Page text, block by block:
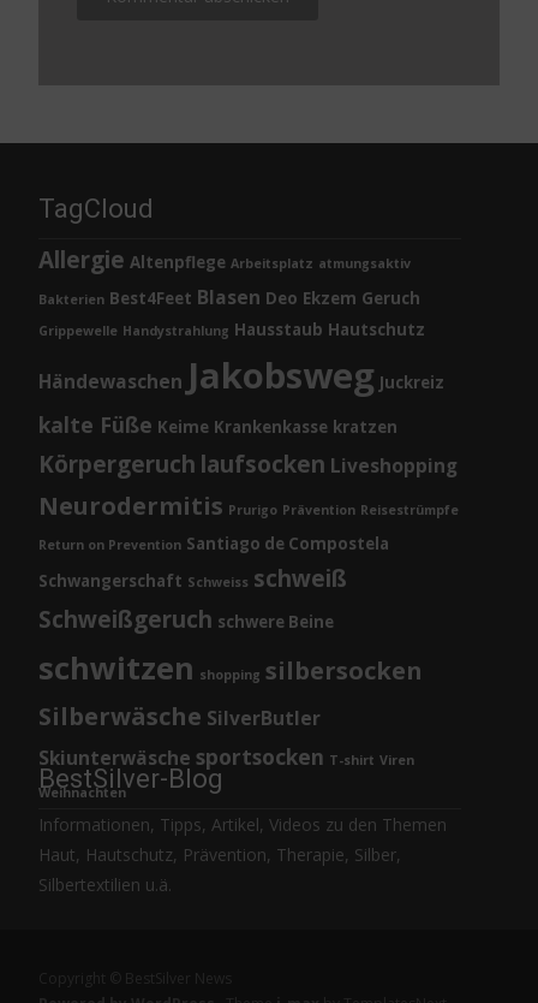
TagCloud
Allergie Altenpflege Arbeitsplatz atmungsaktiv
Bakterien Best4Feet Blasen Deo Ekzem Geruch
Grippewelle Handystrahlung Hausstaub Hautschutz
Händewaschen Jakobsweg Juckreiz
kalte Füße Keime Krankenkasse kratzen
Körpergeruch laufsocken Liveshopping
Neurodermitis Prurigo Prävention Reisestrümpfe
Return on Prevention Santiago de Compostela
Schwangerschaft Schweiss schweiß
Schweißgeruch schwere Beine
schwitzen shopping silbersocken
Silberwäsche SilverButler
Skiunterwäsche sportsocken T-shirt Viren
Weihnachten
BestSilver-Blog
Informationen, Tipps, Artikel, Videos zu den Themen
Haut, Hautschutz, Prävention, Therapie, Silber,
Silbertextilien u.ä.